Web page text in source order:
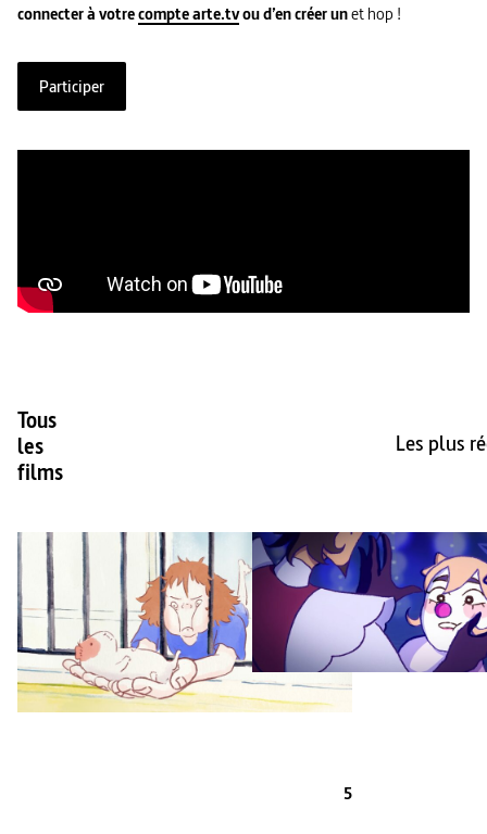
connecter à votrecompte arte.tvou d’en créer unet hop !
Participer
Tous
les
films
Les plus
5